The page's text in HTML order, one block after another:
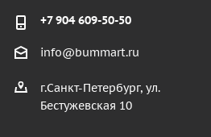
+7 904 609-50-50
info@bummart.ru
г.Санкт-Петербург, ул.
Бестужевская 10